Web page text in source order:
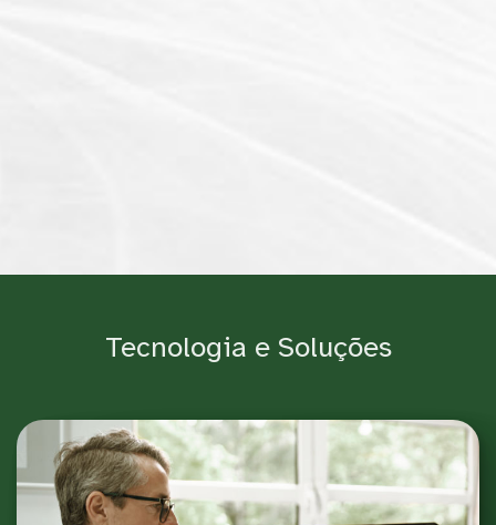
Tecnologia e Soluções